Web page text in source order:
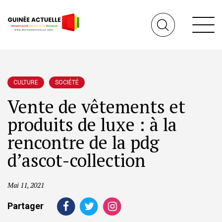
CULTURE SOCIÉTÉ
Vente de vêtements et
produits de luxe : à la
rencontre de la pdg
d’ascot-collection
Mai 11, 2021
Partager